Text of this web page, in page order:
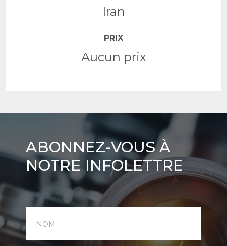
Iran
PRIX
Aucun prix
Abonnez-
vous
à
notre
infolettre
ABONNEZ-VOUS À
NOTRE INFOLETTRE